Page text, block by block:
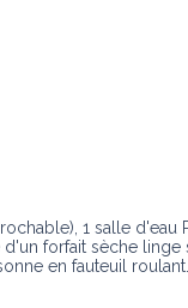
1 salle d'eau
forfait sèche
en fauteuil